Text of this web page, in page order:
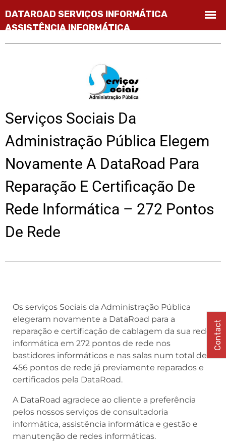
Serviços Sociais Da
Administração Pública Elegem
Novamente A DataRoad Para
Reparação E Certificação De
Rede Informática – 272 Pontos
De Rede
Os serviços Sociais da Administração Pública
elegeram novamente a DataRoad para a
reparação e certificação de cablagem da sua rede
informática em 272 pontos de rede nos
bastidores informáticos e nas salas num total de
456 pontos de rede já previamente reparados e
certificados pela DataRoad.
A DataRoad agradece ao cliente a preferência
pelos nossos serviços de consultadoria
informática, assistência informática e gestão e
manutenção de redes informáticas.
Contact